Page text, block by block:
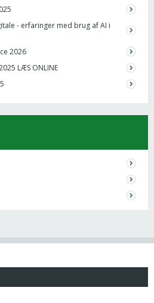
- erfaringer med brug af AI i
2026
LÆS ONLINE